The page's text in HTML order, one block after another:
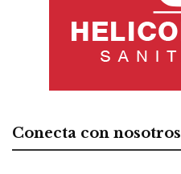
Conecta con nosotros